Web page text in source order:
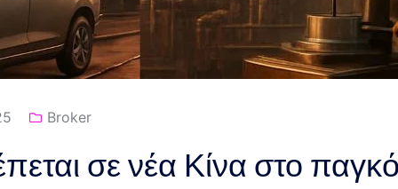
Broker
σε νέα Κίνα στο